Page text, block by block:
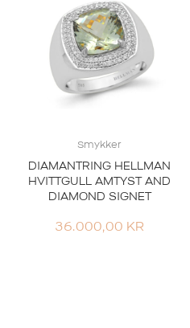
Smykker
DIAMANTRING HELLMAN
HVITTGULL AMTYST AND
DIAMOND SIGNET
36.000,00 KR